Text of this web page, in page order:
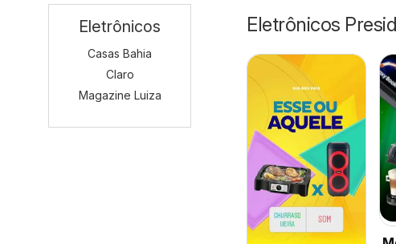
Eletrônicos
Eletrônicos
Casas Bahia
Claro
Magazine Luiza